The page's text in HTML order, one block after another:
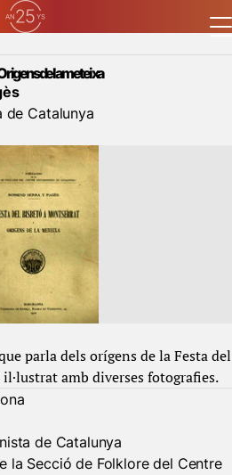
de la meteixa
de Catalunya
parla dels orígens de la Festa del
amb diverses fotografies.
de Catalunya
la Secció de Folklore del Centre